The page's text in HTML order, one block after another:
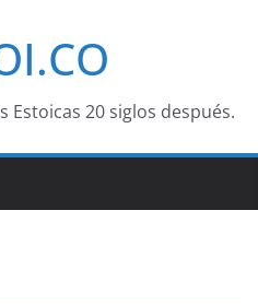
Estoicas 20 siglos después.